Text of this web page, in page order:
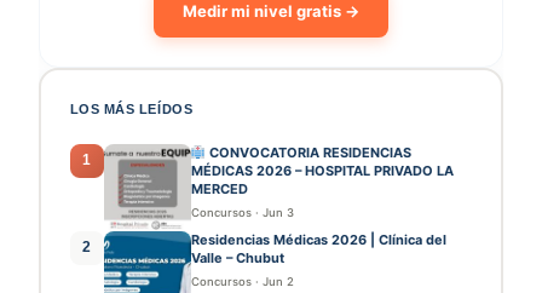
Medir mi nivel gratis →
LOS MÁS LEÍDOS
1
CONVOCATORIA RESIDENCIAS
MÉDICAS 2026 – HOSPITAL PRIVADO LA
MERCED
Concursos · Jun 3
2
Residencias Médicas 2026 | Clínica del
Valle – Chubut
Concursos · Jun 2